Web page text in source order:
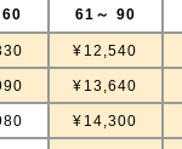
61～ 90
¥12,540
¥13,640
¥14,300